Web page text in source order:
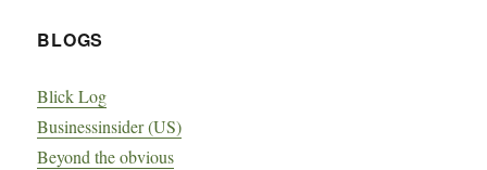
BLOGS
Blick Log
Businessinsider (US)
Beyond the obvious